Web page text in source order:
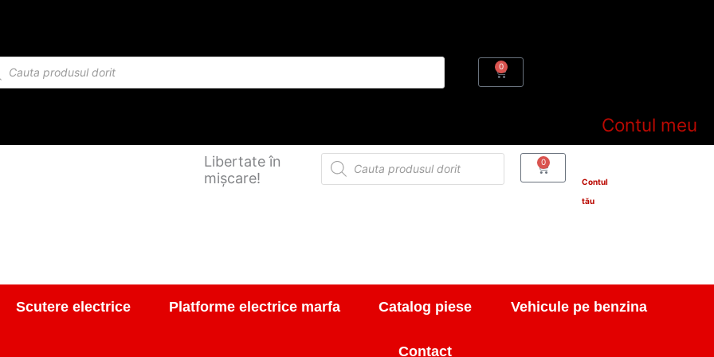
0 Cart
Contul meu
Libertate în
mișcare!
Products
search
0 Cart
Contul
tău
Scutere electrice Platforme electrice marfa Catalog piese Vehicule pe benzina
Contact
electric